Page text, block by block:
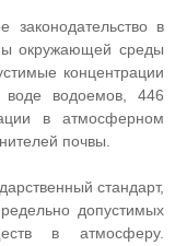
законодательство в
окружающей среды
концентрации
водоемов, 446
в атмосферном
почвы.
стандарт,
допустимых
в атмосферу.